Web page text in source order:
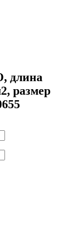
длина
размер